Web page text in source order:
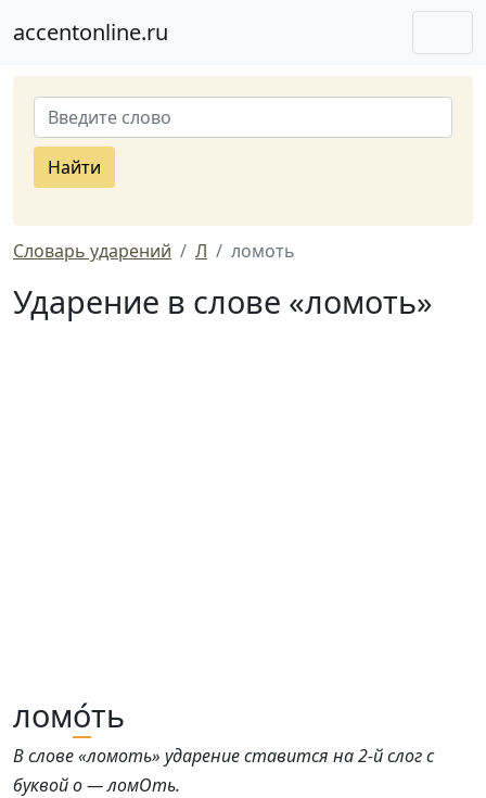
accentonline.ru
Найти
Словарь ударений Л ломоть
Ударение в слове «ломоть»
ломо́ть
В слове «ломоть» ударение ставится на 2-й слог с
буквой о — ломОть.